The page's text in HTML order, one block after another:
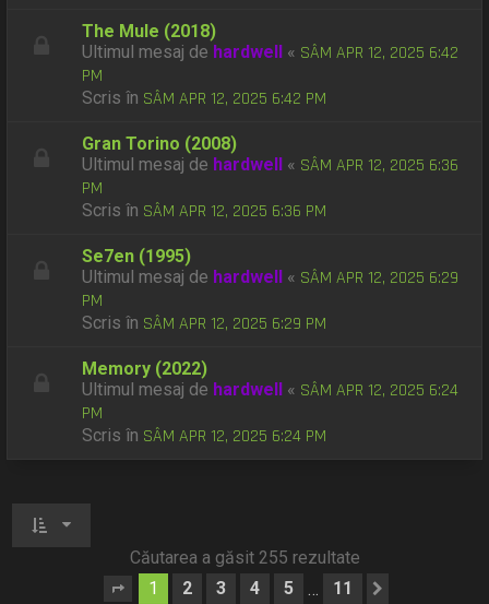
The Mule (2018)
Ultimul mesaj de hardwell « SÂM APR 12, 2025 6:42
PM
Scris în SÂM APR 12, 2025 6:42 PM
Gran Torino (2008)
Ultimul mesaj de hardwell « SÂM APR 12, 2025 6:36
PM
Scris în SÂM APR 12, 2025 6:36 PM
Se7en (1995)
Ultimul mesaj de hardwell « SÂM APR 12, 2025 6:29
PM
Scris în SÂM APR 12, 2025 6:29 PM
Memory (2022)
Ultimul mesaj de hardwell « SÂM APR 12, 2025 6:24
PM
Scris în SÂM APR 12, 2025 6:24 PM
Căutarea a găsit 255 rezultate
Pagina1 din 11
1 2 3 4 5 … 11